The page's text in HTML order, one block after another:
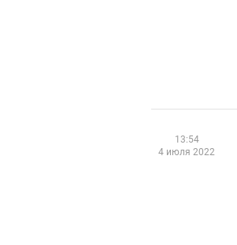
13:54
4 июля 2022